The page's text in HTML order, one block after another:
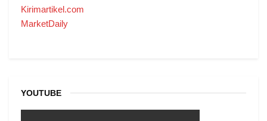
Kirimartikel.com
MarketDaily
YOUTUBE